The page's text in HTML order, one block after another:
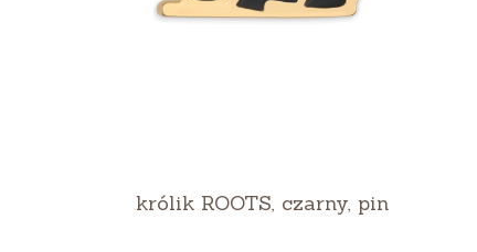
królik ROOTS, czarny, pin